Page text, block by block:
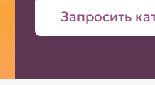
Запросить